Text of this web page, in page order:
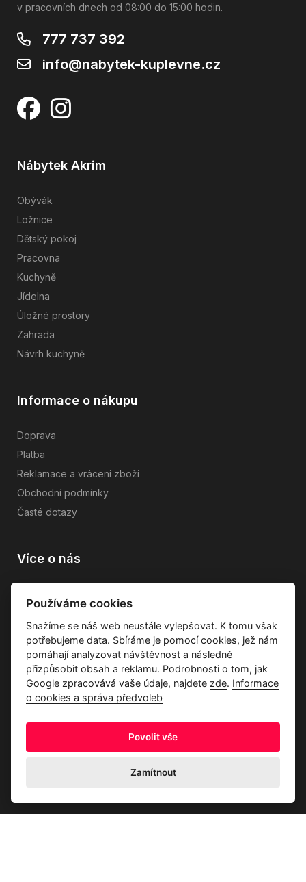
v pracovních dnech od 08:00 do 15:00 hodin.
777 737 392
info@nabytek-kuplevne.cz
Nábytek Akrim
Obývák
Ložnice
Dětský pokoj
Pracovna
Kuchyně
Jídelna
Úložné prostory
Zahrada
Návrh kuchyně
Informace o nákupu
Doprava
Platba
Reklamace a vrácení zboží
Obchodní podmínky
Časté dotazy
Více o nás
Průvodce tkaninami
Kontakty
Ochrana osobních údajů
Používáme cookies
Snažíme se náš web neustále vylepšovat. K tomu však
potřebujeme data. Sbíráme je pomocí cookies, jež nám
pomáhají analyzovat návštěvnost a následně
přizpůsobit obsah a reklamu. Podrobnosti o tom, jak
Google zpracovává vaše údaje, najdete zde. Informace
o cookies a správa předvoleb
Povolit vše
Zamítnout